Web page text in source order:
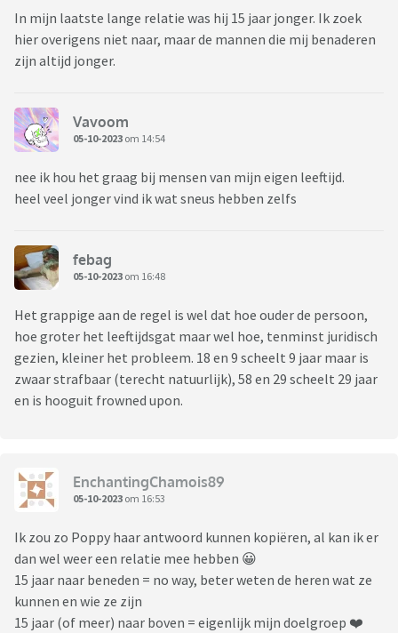
In mijn laatste lange relatie was hij 15 jaar jonger. Ik zoek
hier overigens niet naar, maar de mannen die mij benaderen
zijn altijd jonger.
Vavoom
05-10-2023 om 14:54
nee ik hou het graag bij mensen van mijn eigen leeftijd.
heel veel jonger vind ik wat sneus hebben zelfs
febag
05-10-2023 om 16:48
Het grappige aan de regel is wel dat hoe ouder de persoon,
hoe groter het leeftijdsgat maar wel hoe, tenminst juridisch
gezien, kleiner het probleem. 18 en 9 scheelt 9 jaar maar is
zwaar strafbaar (terecht natuurlijk), 58 en 29 scheelt 29 jaar
en is hooguit frowned upon.
EnchantingChamois89
05-10-2023 om 16:53
Ik zou zo Poppy haar antwoord kunnen kopiëren, al kan ik er
dan wel weer een relatie mee hebben 😀
15 jaar naar beneden = no way, beter weten de heren wat ze
kunnen en wie ze zijn
15 jaar (of meer) naar boven = eigenlijk mijn doelgroep ❤️